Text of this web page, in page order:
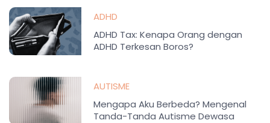
ADHD
ADHD Tax: Kenapa Orang dengan
ADHD Terkesan Boros?
AUTISME
Mengapa Aku Berbeda? Mengenal
Tanda-Tanda Autisme Dewasa